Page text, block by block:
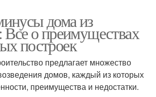
дома из
Все о преимуществах
построек
предлагает множество
домов, каждый из которых
преимущества и недостатки.